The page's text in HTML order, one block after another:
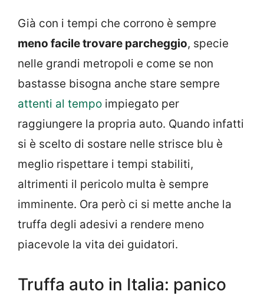
Già con i tempi che corrono è sempre
meno facile trovare parcheggio, specie
nelle grandi metropoli e come se non
bastasse bisogna anche stare sempre
attenti al tempo impiegato per
raggiungere la propria auto. Quando infatti
si è scelto di sostare nelle strisce blu è
meglio rispettare i tempi stabiliti,
altrimenti il pericolo multa è sempre
imminente. Ora però ci si mette anche la
truffa degli adesivi a rendere meno
piacevole la vita dei guidatori.
Truffa auto in Italia: panico